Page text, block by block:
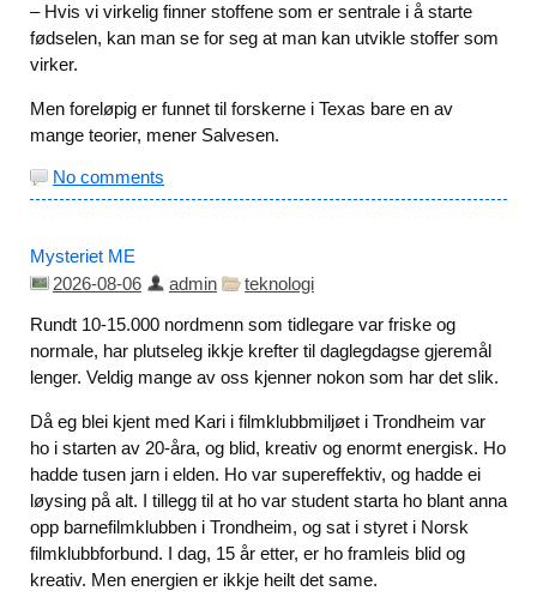
– Hvis vi virkelig finner stoffene som er sentrale i å starte
fødselen, kan man se for seg at man kan utvikle stoffer som
virker.
Men foreløpig er funnet til forskerne i Texas bare en av
mange teorier, mener Salvesen.
No comments
Mysteriet ME
2026-08-06
admin
teknologi
Rundt 10-15.000 nordmenn som tidlegare var friske og
normale, har plutseleg ikkje krefter til daglegdagse gjeremål
lenger. Veldig mange av oss kjenner nokon som har det slik.
Då eg blei kjent med Kari i filmklubbmiljøet i Trondheim var
ho i starten av 20-åra, og blid, kreativ og enormt energisk. Ho
hadde tusen jarn i elden. Ho var supereffektiv, og hadde ei
løysing på alt. I tillegg til at ho var student starta ho blant anna
opp barnefilmklubben i Trondheim, og sat i styret i Norsk
filmklubbforbund. I dag, 15 år etter, er ho framleis blid og
kreativ. Men energien er ikkje heilt det same.